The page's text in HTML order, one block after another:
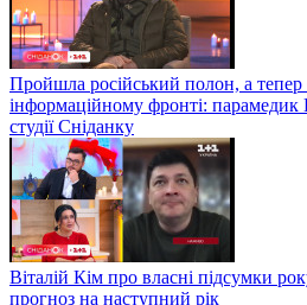
Пройшла російський полон, а тепер
інформаційному фронті:
студії Сніданку
Віталій Кім про власні підсумки
прогноз на наступний рік